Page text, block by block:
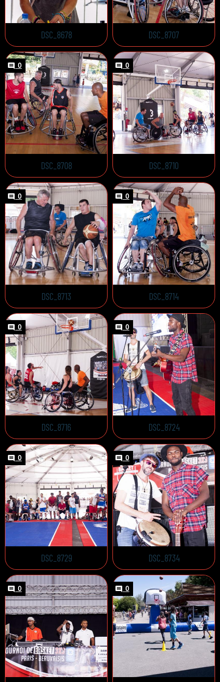
DSC_8678 DSC_8707
0
DSC_8708
0
DSC_8710
0
DSC_8713
0
DSC_8714
0
DSC_8716
0
DSC_8724
0
DSC_8729
0
DSC_8734
0 0